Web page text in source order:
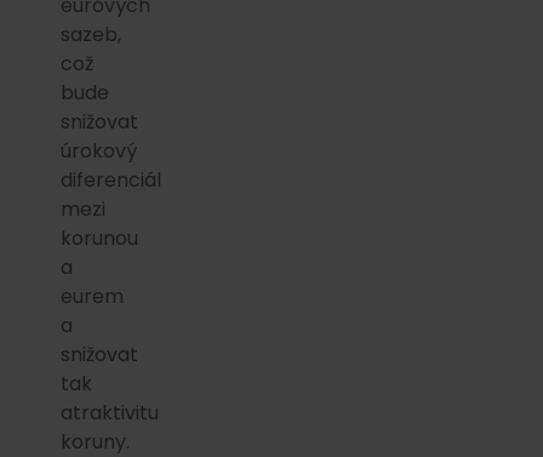
sazeb,
což
bude
snižovat
úrokový
diferenciál
mezi
korunou
a
eurem
a
snižovat
tak
atraktivitu
koruny.